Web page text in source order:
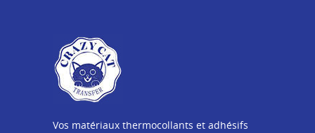
Vos matériaux thermocollants et adhésifs